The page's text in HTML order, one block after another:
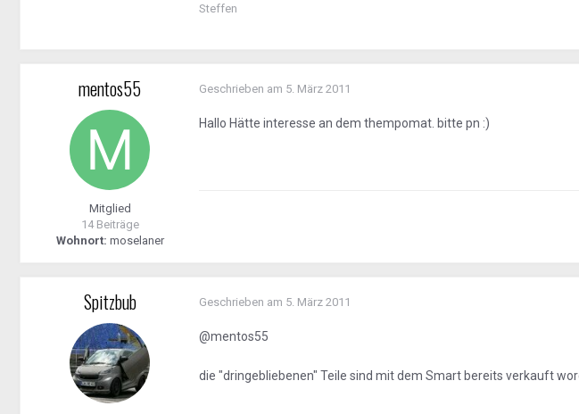
Steffen
mentos55
Mitglied
14 Beiträge
Wohnort: moselaner
Geschrieben am 5. März 2011
Hallo Hätte interesse an dem thempomat. bitte pn :)
Spitzbub Geschrieben am 5. März 2011
@mentos55
die "dringebliebenen" Teile sind mit dem Smart bereits verkauft